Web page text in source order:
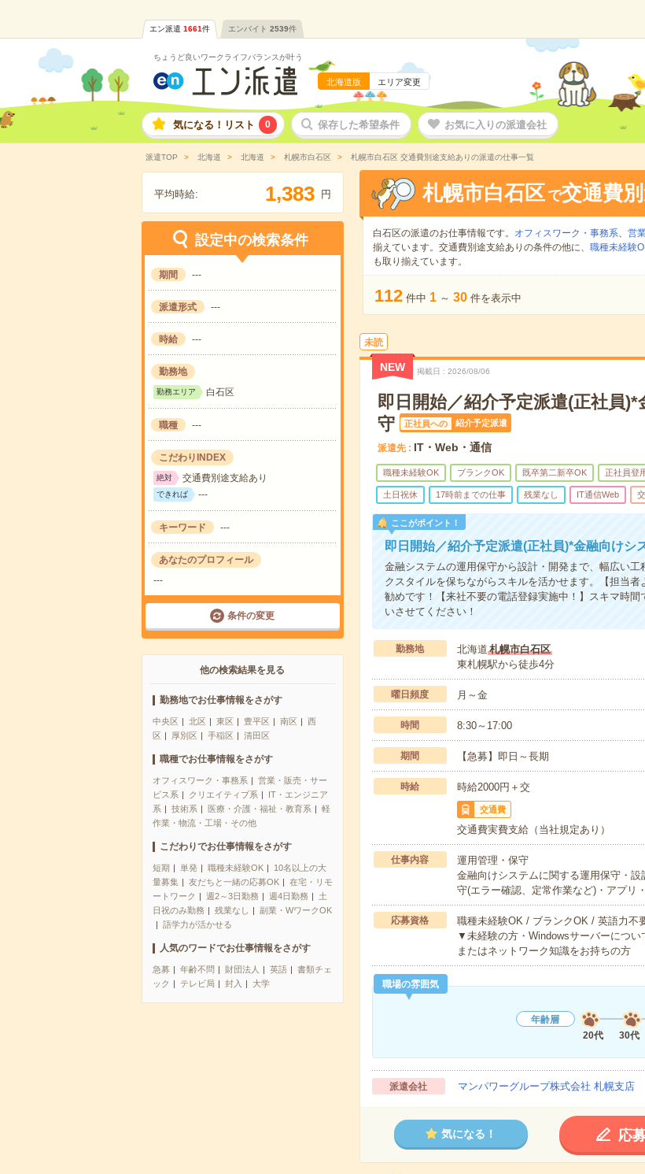
エン派遣 1661件 エンバイト 2539件
ちょうど良いワークライフバランスが叶う
北海道版 エリア変更
気になる！リスト 0 保存した希望条件 お気に入りの派遣会社
派遣TOP 北海道 北海道 札幌市白石区 札幌市白石区 交通費別途支給ありの派遣の仕事一覧
平均時給: 1,383 円
設定中の検索条件
期間 ---
派遣形式 ---
時給 ---
勤務地
勤務エリア 白石区
職種 ---
こだわりINDEX
絶対 交通費別途支給あり
できれば ---
キーワード ---
あなたのプロフィール
---
条件の変更
他の検索結果を見る
勤務地でお仕事情報をさがす
中央区 北区 東区 豊平区 南区
西
区
厚別区 手稲区 清田区
職種でお仕事情報をさがす
オフィスワーク・事務系
営業・販売・サー
ビス系
クリエイティブ系
IT・エンジニア
系
技術系 医療・介護・福祉・教育系
軽
作業・物流・工場・その他
こだわりでお仕事情報をさがす
短期 単発 職種未経験OK
10名以上の大
量募集
友だちと一緒の応募OK
在宅・リモ
ートワーク
週2～3日勤務 週4日勤務
土
日祝のみ勤務
残業なし
副業・WワークOK
語学力が活かせる
人気のワードでお仕事情報をさがす
急募 年齢不問 財団法人 英語
書類チェ
ック
テレビ局 封入 大学
札幌市白石区 で交通費
白石区の派遣のお仕事情報です。 オフィスワーク・事務系、 営
揃えています。交通費別途支給ありの条件の他に、 職種未経験
も取り揃えています。
112 件中 1 ～ 30 件を表示中
未読
NEW 掲載日 2026/08/06
即日開始／紹介予定派遣(正社員
守
正社員への 紹介予定派遣
派遣先 IT・Web・通信
職種未経験OK ブランクOK 既卒第二新卒OK 正社員登
土日祝休 17時前までの仕事 残業なし IT通信Web
ここがポイント！
即日開始／紹介予定派遣(正社員)*金融向けシ
金融システムの運用保守から設計・開発まで、幅広い
クスタイルを保ちながらスキルを活かせます。【担当
勧めです！【来社不要の電話登録実施中！】スキマ時
いさせてください！
勤務地 北海道札幌市白石区
東札幌駅から徒歩4分
曜日頻度 月～金
時間 8:30～17:00
期間 【急募】即日～長期
時給 時給2000円＋交
交通費
交通費実費支給（当社規定あり）
仕事内容
運用管理・保守
金融向けシステムに関する運用保守・
守(エラー確認、定常作業など)・アプリ
応募資格
職種未経験OK / ブランクOK / 英語力不
▼未経験の方・Windowsサーバーにつ
またはネットワーク知識をお持ちの方
職場の雰囲気
年齢層
20代
30代
派遣会社 マンパワーグループ株式会社 札幌支店
気になる！ 応